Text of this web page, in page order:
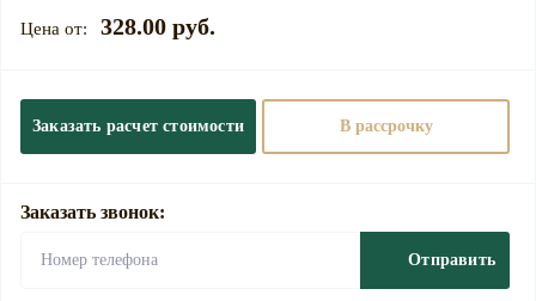
328.00 руб.
Заказать расчет стоимости В рассрочку
Заказать звонок:
Отправить